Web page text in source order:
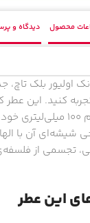
محصول دیدگاه و
اولیور بلک
عرضه شد، با حجم 100
شیشه‌ای آن با
تجسمی از
این عطر